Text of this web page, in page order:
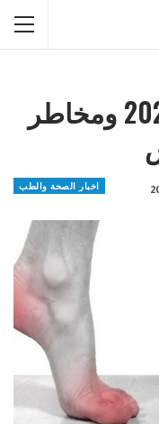
ادوية علاج النقرس 2023 ومخاطر
اخبار الصحة والطب